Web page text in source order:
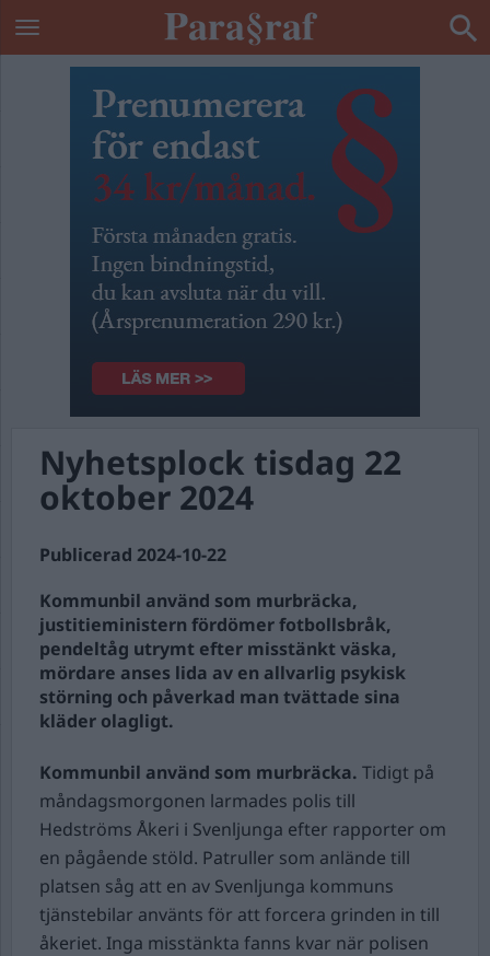
Nyhetsplock tisdag 22
oktober 2024
Publicerad 2024-10-22
Kommunbil använd som murbräcka,
justitieministern fördömer fotbollsbråk,
pendeltåg utrymt efter misstänkt väska,
mördare anses lida av en allvarlig psykisk
störning och påverkad man tvättade sina
kläder olagligt.
Kommunbil använd som murbräcka. Tidigt på
måndagsmorgonen larmades polis till
Hedströms Åkeri i Svenljunga efter rapporter om
en pågående stöld. Patruller som anlände till
platsen såg att en av Svenljunga kommuns
tjänstebilar använts för att forcera grinden in till
åkeriet. Inga misstänkta fanns kvar när polisen